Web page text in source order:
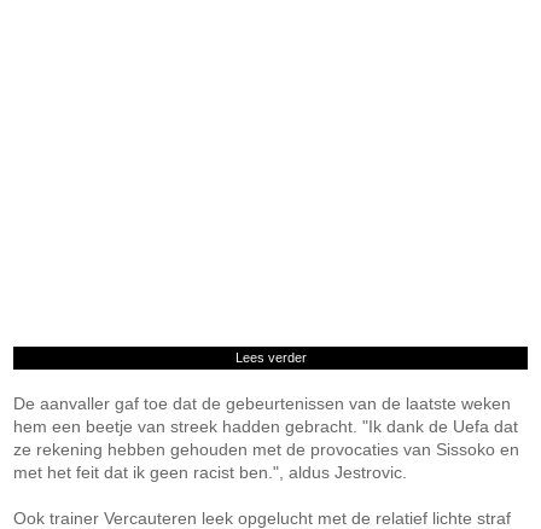
Lees verder
De aanvaller gaf toe dat de gebeurtenissen van de laatste weken
hem een beetje van streek hadden gebracht. "Ik dank de Uefa dat
ze rekening hebben gehouden met de provocaties van Sissoko en
met het feit dat ik geen racist ben.", aldus Jestrovic.
Ook trainer Vercauteren leek opgelucht met de relatief lichte straf